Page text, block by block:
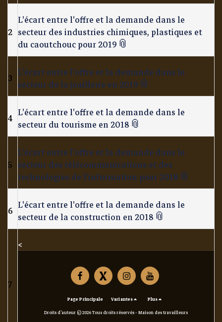
2
L'écart entre l'offre et la demande dans le
secteur des industries chimiques, plastiques et
du caoutchouc pour 2019
3 L'écart entre l'offre et la demande dans le
secteur de la joaillerie en 2019
4 L'écart entre l'offre et la demande dans le
secteur du tourisme en 2018
5
L'écart entre l'offre et la demande dans le
secteur des télécommunications et des
technologies de l'information pour 2018
6 L'écart entre l'offre et la demande dans le
secteur de la construction en 2018
7
<
Page Principale Variantes
Plus
Droits d'auteur © 2026 Tous droits réservés - Maison des travailleurs